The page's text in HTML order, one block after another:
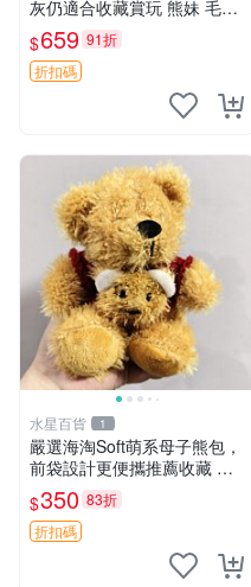
灰仍適合收藏賞玩 熊妹 毛絨
玩具 浮雕熊
$659 91折
折扣碼
水星百貨 1
嚴選海淘Soft萌系母子熊包，
前袋設計更便攜推薦收藏 母
子熊 軟綿綿 包包
$350 83折
折扣碼